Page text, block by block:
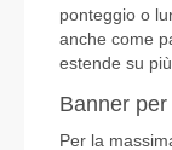
ponteggio o
anche come
estende su
Banner
Per la